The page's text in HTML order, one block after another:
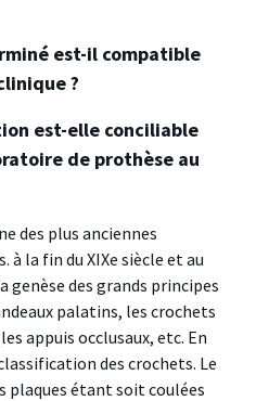
est-il compatible
?
est-elle conciliable
de prothèse au
des plus anciennes
la fin du XIXe siècle et au
genèse des grands principes
palatins, les crochets
appuis occlusaux, etc. En
des crochets. Le
plaques étant soit coulées